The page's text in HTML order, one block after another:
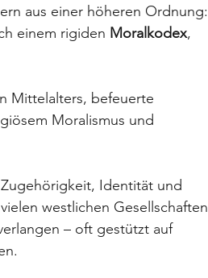
aus einer höheren Ordnung:
einem rigiden Moralkodex,
Mittelalters, befeuerte
Moralismus und
Identität und
westlichen Gesellschaften
– oft gestützt auf